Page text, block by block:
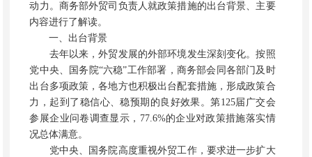
动力。商务部外贸司负责人就政策措施的出台背景、主要
内容进行了解读。
一、出台背景
去年以来，外贸发展的外部环境发生深刻变化。按照
党中央、国务院“六稳”工作部署，商务部会同各部门及时
出台多项政策，各地方也积极出台配套措施，形成政策合
力，起到了稳信心、稳预期的良好效果。第125届广交会
参展企业问卷调查显示，77.6%的企业对政策措施落实情
况总体满意。
党中央、国务院高度重视外贸工作，要求进一步扩大